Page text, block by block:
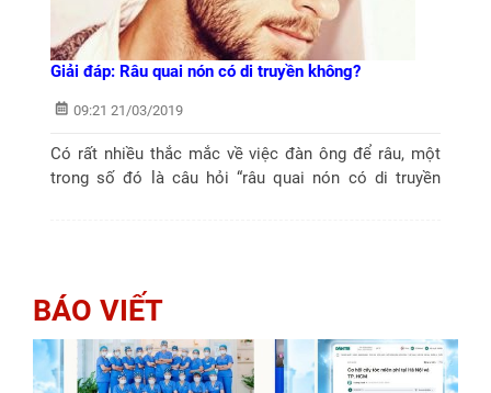
Giải đáp: Râu quai nón có di truyền không?
09:21 21/03/2019
Có rất nhiều thắc mắc về việc đàn ông để râu, một
trong số đó là câu hỏi “râu quai nón có di truyền
BÁO VIẾT